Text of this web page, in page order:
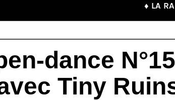
♦ LA
dance
Tiny